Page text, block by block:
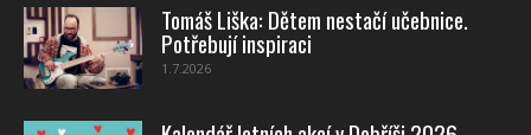
Tomáš Liška: Dětem nestačí učebnice.
Potřebují inspiraci
1.7.2026